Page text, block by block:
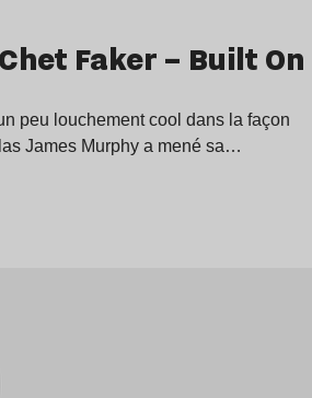
Faker – Built On
peu louchement cool dans la façon
James Murphy a mené sa…